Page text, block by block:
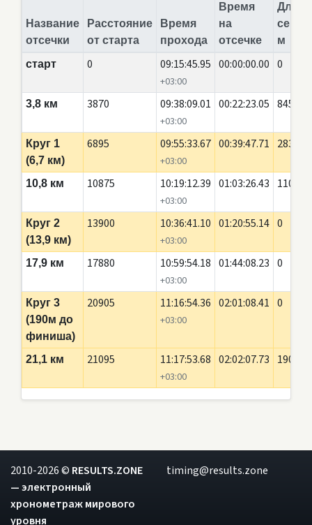
Название
отсечки
Расстояние
от старта
Время
прохода
Время
на
отсечке
Длина
м
старт
0 09:15:45.95
+03:00
00:00:00.00 0
3,8 км 3870 09:38:09.01
+03:00
00:22:23.05 845
Круг 1
(6,7 км)
6895 09:55:33.67
+03:00
00:39:47.71 2835
10,8 км 10875 10:19:12.39
+03:00
01:03:26.43 110
Круг 2
(13,9 км)
13900 10:36:41.10
+03:00
01:20:55.14 0
17,9 км 17880 10:59:54.18
+03:00
01:44:08.23 0
Круг 3
(190м до
финиша)
20905 11:16:54.36
+03:00
02:01:08.41 0
21,1 км 21095 11:17:53.68
+03:00
02:02:07.73 190
2010-2026 © RESULTS.ZONE
— электронный
хронометраж мирового
уровня
timing@results.zone